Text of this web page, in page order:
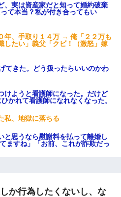
、実は資産家だと知って婚約破棄
て本当？私が付き合ってもい
年、手取り１４万 → 俺「２２万も
したい」義父「クビ！（激怒」嫁
てきた。どう扱ったらいいのかわ
けようと看護師になった。だけど
かれて看護師になれなくなった。
私、地獄に落ちる
と思うなら慰謝料を払って離婚し
ますね」「お前、これが詐欺だっ
か行為したくないし、な